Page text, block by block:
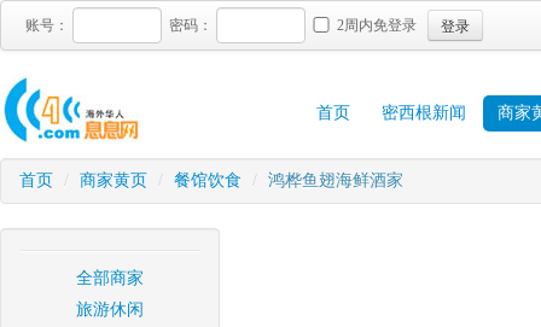
账号： 密码： 2周内免登录 登录
首页 密西根新闻 商家
首页 / 商家黄页 / 餐馆饮食 / 鸿桦鱼翅海鲜酒家
全部商家
旅游休闲